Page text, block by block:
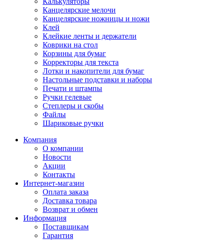
Канцелярские мелочи
Канцелярские ножницы и ножи
Клей
Клейкие ленты и держатели
Коврики на стол
Корзины для бумаг
Корректоры для текста
Лотки и накопители для бумаг
Настольные подставки и наборы
Печати и штампы
Ручки гелевые
Степлеры и скобы
Файлы
Шариковые ручки
Компания
О компании
Новости
Акции
Контакты
Интернет-магазин
Оплата заказа
Доставка товара
Возврат и обмен
Информация
Поставщикам
Гарантия